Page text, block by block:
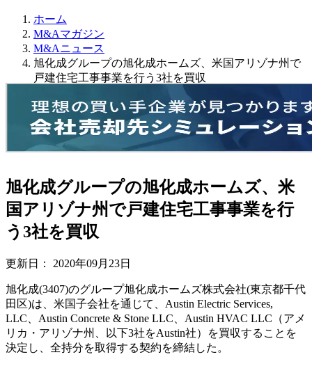
ホーム
M&Aマガジン
M&Aニュース
旭化成グループの旭化成ホームズ、米国アリゾナ州で
戸建住宅工事事業を行う3社を買収
旭化成グループの旭化成ホームズ、米
国アリゾナ州で戸建住宅工事事業を行
う3社を買収
更新日： 2020年09月23日
旭化成(3407)のグループ旭化成ホームズ株式会社(東京都千代
田区)は、米国子会社を通じて、Austin Electric Services,
LLC、Austin Concrete & Stone LLC、Austin HVAC LLC（アメ
リカ・アリゾナ州、以下3社をAustin社）を買収することを
決定し、全持分を取得する契約を締結した。